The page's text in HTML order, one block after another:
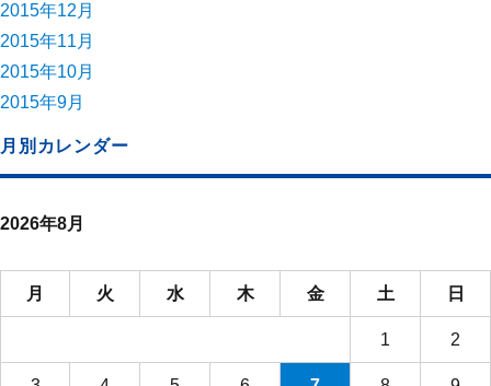
2015年12月
2015年11月
2015年10月
2015年9月
月別カレンダー
2026年8月
月 火 水 木 金 土 日
1 2